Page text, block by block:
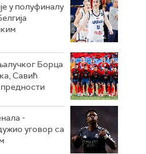
у полуфиналу
Борца
Савић
-
уговор са